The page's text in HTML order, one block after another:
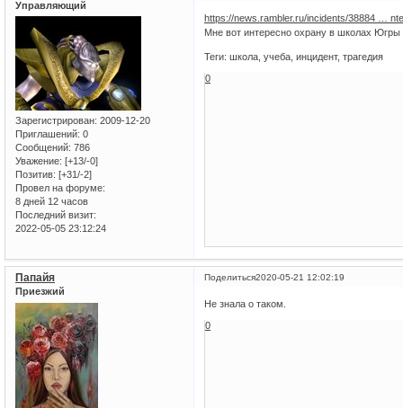
Управляющий
Зарегистрирован: 2009-12-20
Приглашений: 0
Сообщений: 786
Уважение: [+13/-0]
Позитив: [+31/-2]
Провел на форуме:
8 дней 12 часов
Последний визит:
2022-05-05 23:12:24
https://news.rambler.ru/incidents/38884 …
Мне вот интересно охрану в школах Югры
Теги: школа, учеба, инцидент, трагедия
0
Поделиться2020-05-21 12:02:19
Папайя
Приезжий
Не знала о таком.
0